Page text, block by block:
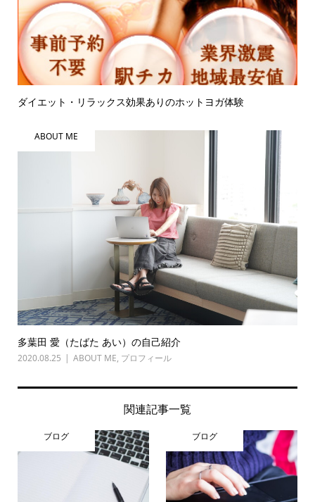
ダイエット・リラックス効果ありのホットヨガ体験
ABOUT ME
多葉田 愛（たばた あい）の自己紹介
2020.08.25 ABOUT ME, プロフィール
関連記事一覧
ブログ ブログ